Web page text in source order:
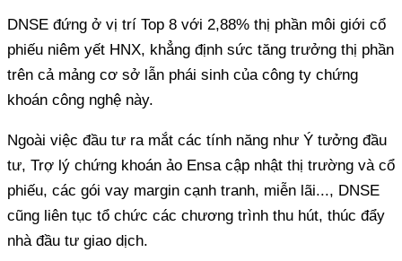
DNSE đứng ở vị trí Top 8 với 2,88% thị phần môi giới cổ
phiếu niêm yết HNX, khẳng định sức tăng trưởng thị phần
trên cả mảng cơ sở lẫn phái sinh của công ty chứng
khoán công nghệ này.
Ngoài việc đầu tư ra mắt các tính năng như Ý tưởng đầu
tư, Trợ lý chứng khoán ảo Ensa cập nhật thị trường và cổ
phiếu, các gói vay margin cạnh tranh, miễn lãi..., DNSE
cũng liên tục tổ chức các chương trình thu hút, thúc đẩy
nhà đầu tư giao dịch.